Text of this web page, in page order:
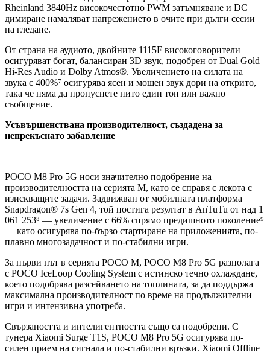
Rheinland 3840Hz високочестотно PWM затъмняване и DC
димиране намаляват напрежението в очите при дълги сесии
на гледане.
От страна на аудиото, двойните 1115F високоговорители
осигуряват богат, балансиран 3D звук, подобрен от Dual Gold
Hi-Res Audio и Dolby Atmos®. Увеличението на силата на
звука с 400%⁷ осигурява ясен и мощен звук дори на открито,
така че няма да пропуснете нито един тон или важно
съобщение.
Усъвършенствана производителност, създадена за
непрекъснато забавление
POCO M8 Pro 5G носи значително подобрение на
производителността на серията M, като се справя с лекота с
изискващите задачи. Задвижван от мобилната платформа
Snapdragon® 7s Gen 4, той постига резултат в AnTuTu от над 1
061 253⁸ — увеличение с 66% спрямо предишното поколение⁹
— като осигурява по-бързо стартиране на приложенията, по-
плавно многозадачност и по-стабилни игри.
За първи път в серията POCO M, POCO M8 Pro 5G разполага
с POCO IceLoop Cooling System с истинско течно охлаждане,
което подобрява разсейването на топлината, за да поддържа
максимална производителност по време на продължителни
игри и интензивна употреба.
Свързаността и интелигентността също са подобрени. С
тунера Xiaomi Surge T1S, POCO M8 Pro 5G осигурява по-
силен прием на сигнала и по-стабилни връзки. Xiaomi Offline